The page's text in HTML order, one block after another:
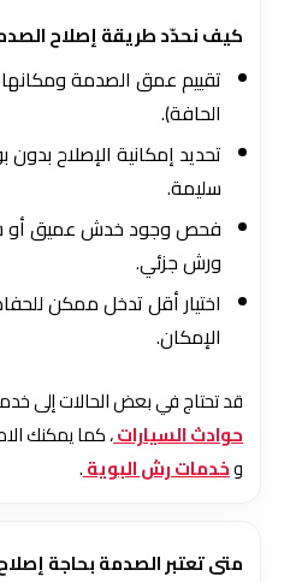
كيف نحدّد طريقة إصلاح
تقييم عمق الصدمة
الحافة).
تحديد إمكانية الإصلاح بدون
سليمة.
فحص وجود خدش عميق أو
ورش جزئي.
اختيار أقل تدخل ممكن
الإمكان.
قد تحتاج في بعض الحالات إلى
حوادث السيارات، كما يمكنك
وخدمات رش البوية.
متى تعتبر الصدمة بحاجة